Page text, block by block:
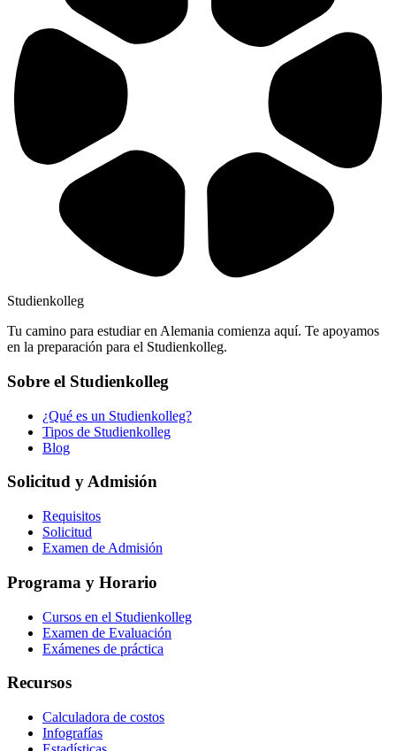
Studienkolleg
Tu camino para estudiar en Alemania comienza aquí. Te apoyamos
en la preparación para el Studienkolleg.
Sobre el Studienkolleg
¿Qué es un Studienkolleg?
Tipos de Studienkolleg
Blog
Solicitud y Admisión
Requisitos
Solicitud
Examen de Admisión
Programa y Horario
Cursos en el Studienkolleg
Examen de Evaluación
Exámenes de práctica
Recursos
Calculadora de costos
Infografías